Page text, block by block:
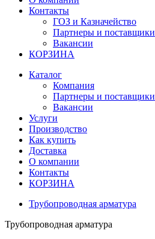
Контакты
ГОЗ и Казначейство
Партнеры и поставщики
Вакансии
КОРЗИНА
Каталог
Компания
Партнеры и поставщики
Вакансии
Услуги
Производство
Как купить
Доставка
О компании
Контакты
КОРЗИНА
Трубопроводная арматура
Трубопроводная арматура